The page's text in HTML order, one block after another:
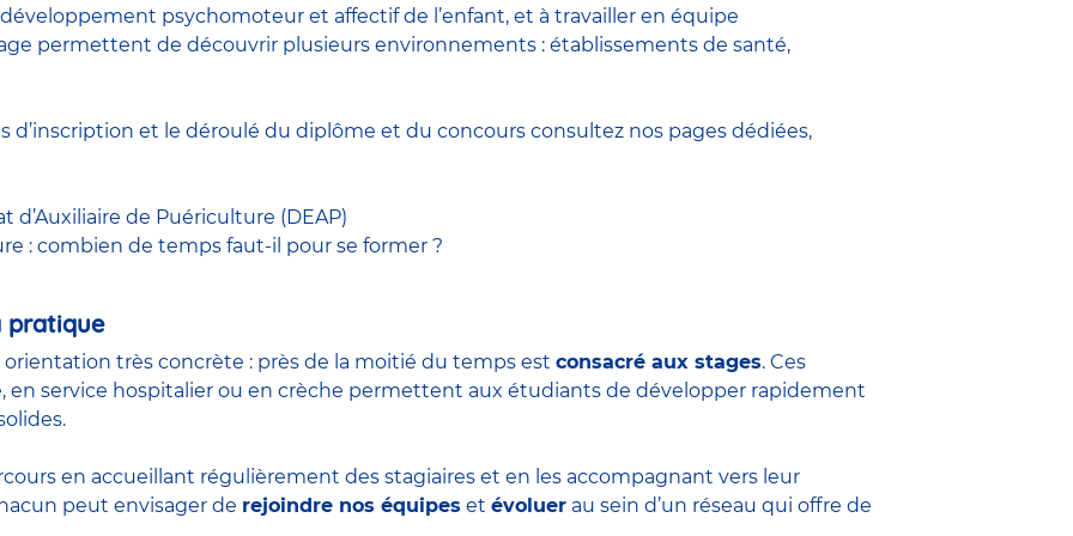
psychomoteur et affectif de l’enfant, et à travailler en équipe
permettent de découvrir plusieurs environnements : établissements de santé,
d’inscription et le déroulé du diplôme et du concours consultez nos pages dédiées,
d’Auxiliaire de Puériculture (DEAP)
: combien de temps faut-il pour se former ?
pratique
très concrète : près de la moitié du temps est consacré aux stages. Ces
en service hospitalier ou en crèche permettent aux étudiants de développer rapidement
en accueillant régulièrement des stagiaires et en les accompagnant vers leur
peut envisager de rejoindre nos équipes et évoluer au sein d’un réseau qui offre de